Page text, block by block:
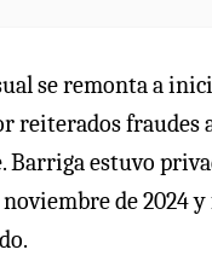
se remonta a
reiterados fraudes
estuvo
de 2024